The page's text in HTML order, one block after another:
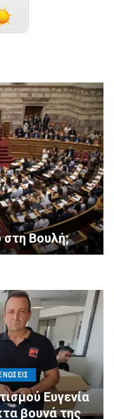
τον
με 4
Ομάδας